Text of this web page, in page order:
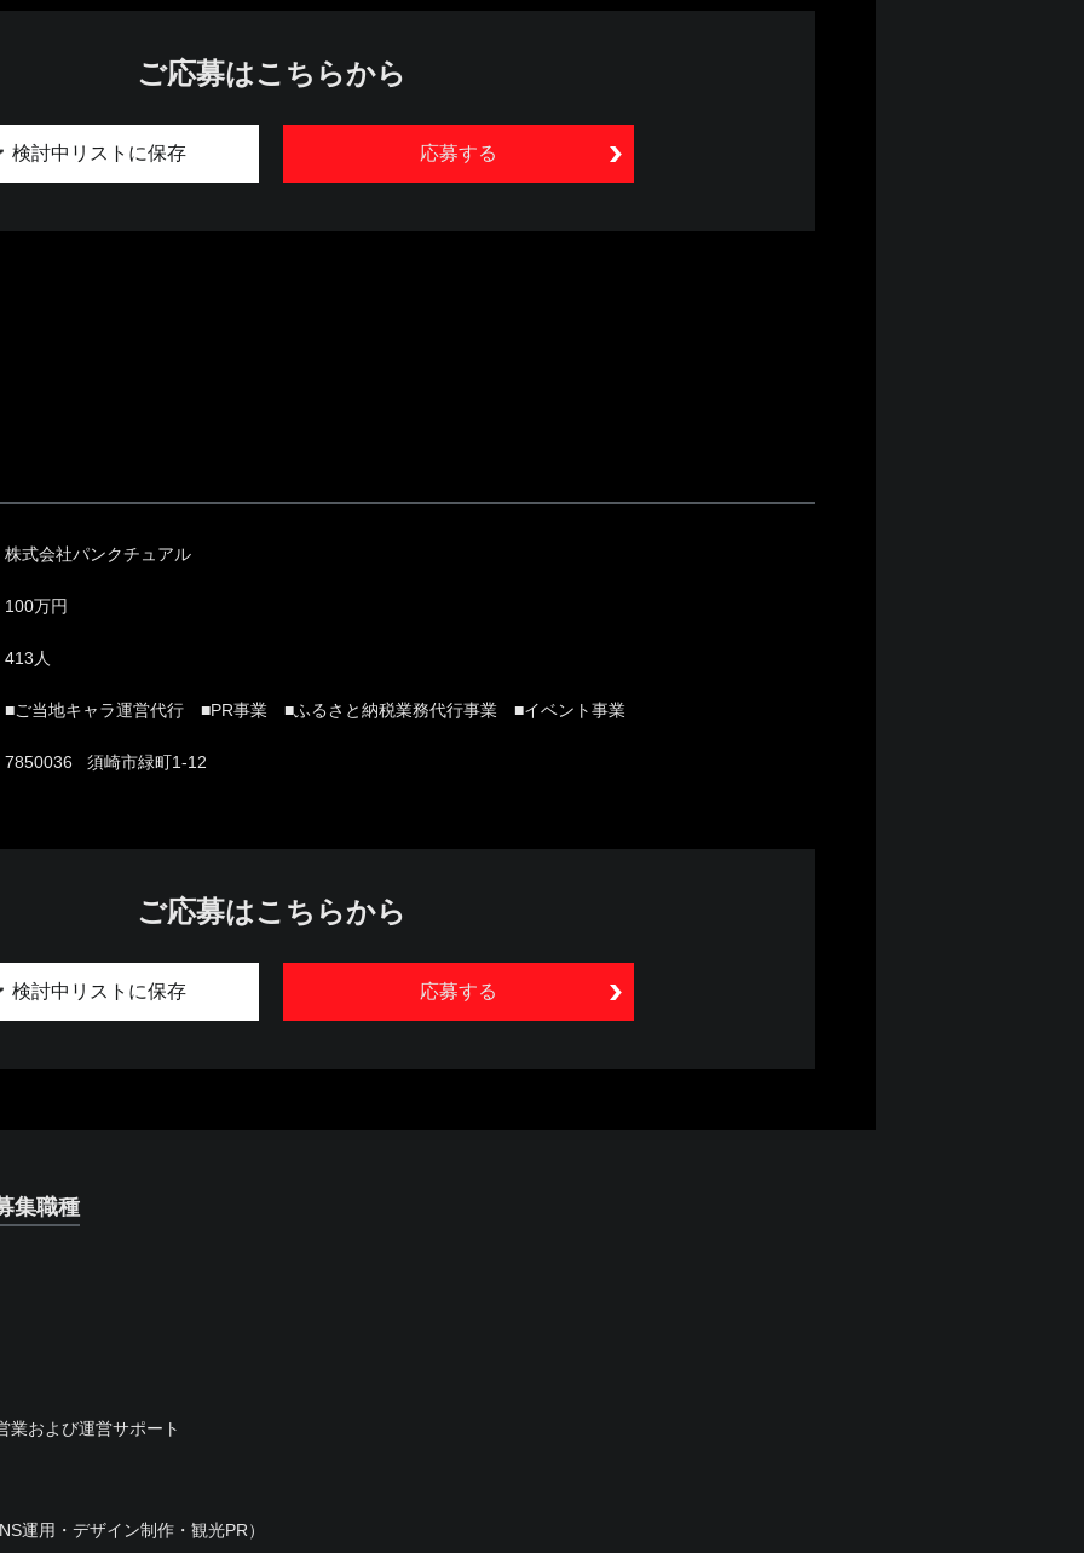
ご応募はこちらから
応募する
検討中リストに保存
株式会社パンクチュアル
100万円
413人
■ご当地キャラ運営代行 ■PR事業 ■ふるさと納税業務代行事業 ■イベント事業
7850036 須崎市緑町1-12
ご応募はこちらから
応募する
検討中リストに保存
集職種
業および運営サポート
運用・デザイン制作・観光PR）